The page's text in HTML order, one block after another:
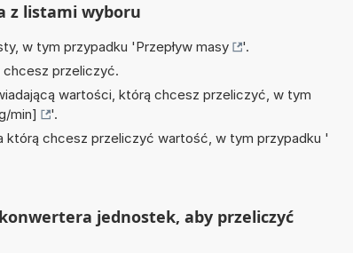
z listami wyboru
w tym przypadku 'Przepływ masy
'.
przeliczyć.
wartości, którą chcesz przeliczyć, w tym
min]
'.
którą chcesz przeliczyć wartość, w tym przypadku '
jednostek, aby przeliczyć